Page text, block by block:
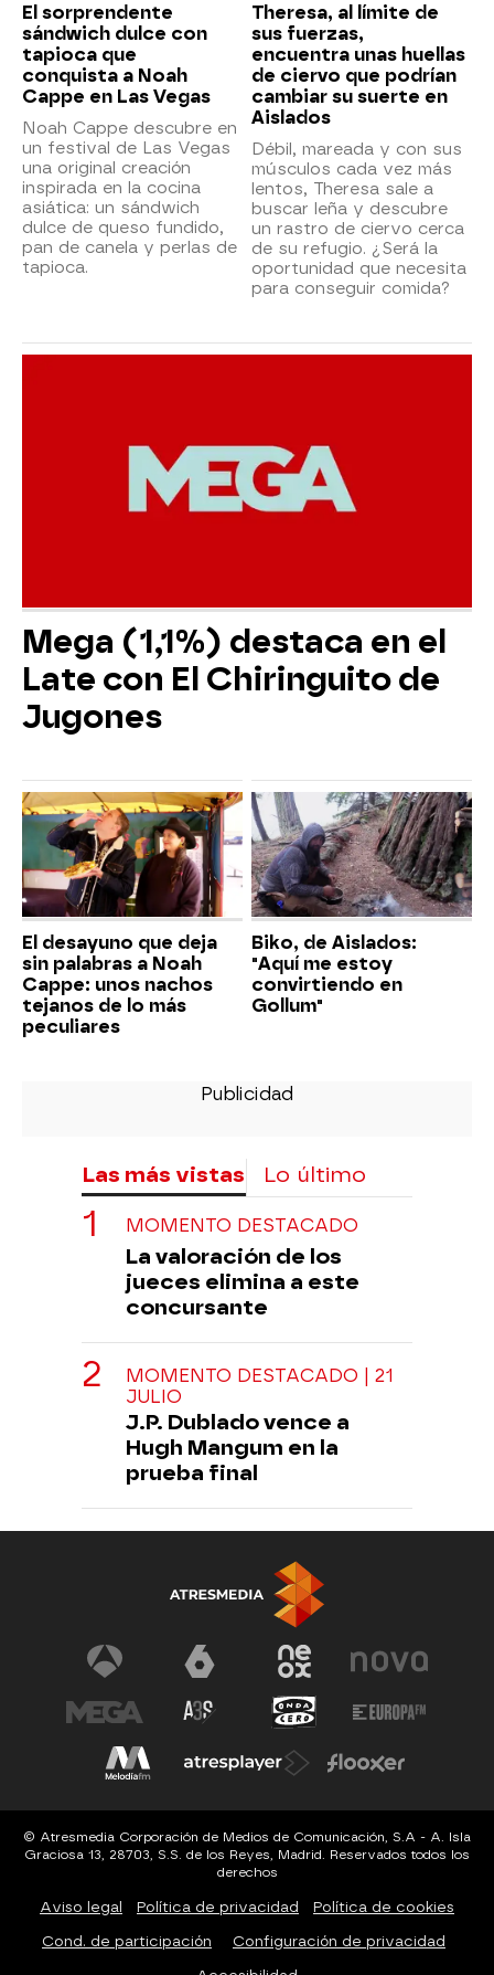
El sorprendente
sándwich dulce con
tapioca que
conquista a Noah
Cappe en Las Vegas
Noah Cappe descubre en
un festival de Las Vegas
una original creación
inspirada en la cocina
asiática: un sándwich
dulce de queso fundido,
pan de canela y perlas de
tapioca.
Theresa, al límite de
sus fuerzas,
encuentra unas huellas
de ciervo que podrían
cambiar su suerte en
Aislados
Débil, mareada y con sus
músculos cada vez más
lentos, Theresa sale a
buscar leña y descubre
un rastro de ciervo cerca
de su refugio. ¿Será la
oportunidad que necesita
para conseguir comida?
Mega (1,1%) destaca en el
Late con El Chiringuito de
Jugones
El desayuno que deja
sin palabras a Noah
Cappe: unos nachos
tejanos de lo más
peculiares
Biko, de Aislados:
"Aquí me estoy
convirtiendo en
Gollum"
Las más vistas Lo último
MOMENTO DESTACADO
La valoración de los
jueces elimina a este
concursante
MOMENTO DESTACADO | 21
JULIO
J.P. Dublado vence a
Hugh Mangum en la
prueba final
© Atresmedia Corporación de Medios de Comunicación, S.A - A. Isla
Graciosa 13, 28703, S.S. de los Reyes, Madrid. Reservados todos los
derechos
Aviso legal Política de privacidad Política de cookies
Cond. de participación Configuración de privacidad